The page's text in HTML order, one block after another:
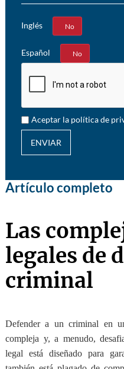
Inglés
Sí No
Español
Sí No
Aceptar la política de
ENVIAR
Artículo completo
Las
legales de
criminal
Defender a un criminal en
compleja y, a menudo,
legal está diseñado para